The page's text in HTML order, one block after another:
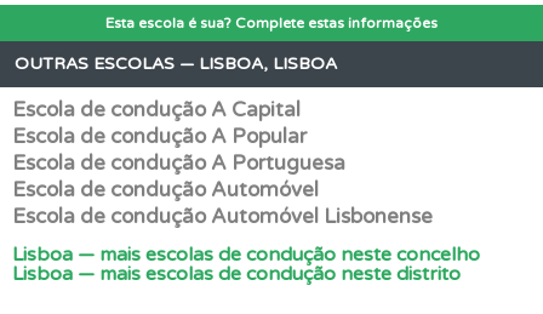
Esta escola é sua? Complete estas informações
OUTRAS ESCOLAS — LISBOA, LISBOA
Escola de condução A Capital
Escola de condução A Popular
Escola de condução A Portuguesa
Escola de condução Automóvel
Escola de condução Automóvel Lisbonense
Lisboa — mais escolas de condução neste concelho
Lisboa — mais escolas de condução neste distrito